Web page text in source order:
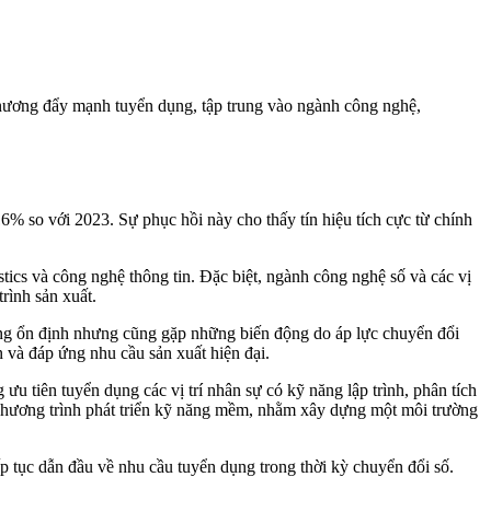
đẩy mạnh tuyển dụng, tập trung vào ngành công nghệ,
so với 2023. Sự phục hồi này cho thấy tín hiệu tích cực từ chính
và công nghệ thông tin. Đặc biệt, ngành công nghệ số và các vị
sản xuất.
ổn định nhưng cũng gặp những biến động do áp lực chuyển đổi
đáp ứng nhu cầu sản xuất hiện đại.
tiên tuyển dụng các vị trí nhân sự có kỹ năng lập trình, phân tích
trình phát triển kỹ năng mềm, nhằm xây dựng một môi trường
dẫn đầu về nhu cầu tuyển dụng trong thời kỳ chuyển đổi số.